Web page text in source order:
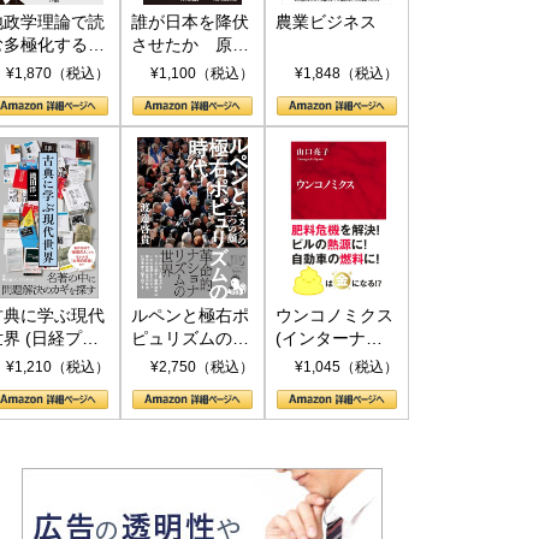
政学理論で読
多極化する世
トランプと
¥1,870（税込）
誰が日本を降伏
させたか 原爆
投下、ソ連参
(PHP新書)
¥1,100（税込）
農業ビジネス
¥1,848（税込）
典に学ぶ現代
界 (日経プレ
アシリーズ)
¥1,210（税込）
ルペンと極右ポ
ピュリズムの時
代：〈ヤヌス〉
¥2,750（税込）
ウンコノミクス
(インターナシ
ョナル新書)
¥1,045（税込）